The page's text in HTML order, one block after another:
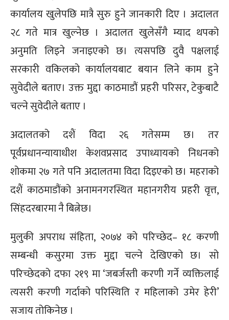
कार्यालय खुलेपछि मात्रै सुरु हुने जानकारी दिए । अदालत
२८ गते मात्र खुल्नेछ । अदालत खुलेसँगै म्याद थपको
अनुमति लिइने जनाइएको छ। त्यसपछि दुवै पक्षलाई
सरकारी वकिलको कार्यालयबाट बयान लिने काम हुने
सुवेदीले बताए। उक्त मुद्दा काठमाडौं प्रहरी परिसर, टेकुबाटै
चल्ने सुवेदीले बताए ।
अदालतको दशैं विदा २६ गतेसम्म छ। तर
पूर्वप्रधानन्यायाधीश केशवप्रसाद उपाध्यायको निधनको
शोकमा २७ गते पनि अदालतमा विदा दिइएको छ। महराको
दशैं काठमाडौंको अनामनगरस्थित महानगरीय प्रहरी वृत्त,
सिंहदरबारमा नै बित्नेछ।
मुलुकी अपराध संहिता, २०७४ को परिच्छेद– १८ करणी
सम्बन्धी कसुरमा उक्त मुद्दा चल्ने देखिएको छ। सो
परिच्छेदको दफा २१९ मा ‘जबर्जस्ती करणी गर्ने व्यक्तिलाई
त्यसरी करणी गर्दाको परिस्थिति र महिलाको उमेर हेरी’
सजाय तोकिनेछ ।